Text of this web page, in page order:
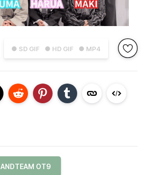
● SD GIF ● HD GIF ● MP4
ANDTEAM OT9